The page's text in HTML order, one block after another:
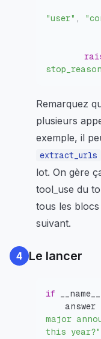
"user" ,
Remarquez
plusieurs
exemple, il
extract_urls
lot. On gère
tool_use du
tous les
suivant.
4 Le lancer
if __name__
    answer
major
this year?"